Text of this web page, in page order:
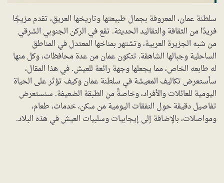
سلطنة عمان، المعروفة بجمال طبيعتها وتاريخها العريق، تقدم مزيجًا
فريدًا من الثقافة والتقاليد الحديثة. تقع في الركن الجنوبي الشرقي
من شبه الجزيرة العربية، وتشتهر بمناخها المعتدل في المناطق
الساحلية وجبالها الشاهقة. تتكون عمان من عدة محافظات، وكل منها
له طابعه الخاص، مما يجعلها وجهة رائعة للعيش. في هذا المقال،
سأستعرض تكاليف المعيشة في سلطنة عمان وكيف تؤثر على الحياة
اليومية للعائلات والأفراد، وخاصةً من الطبقة الضعيفة. سنستعرض
تفاصيل دقيقة حول النفقات اليومية من سكن، خدمات، طعام،
ومواصلات، بالإضافة إلى إيجابيات وسلبيات العيش في هذه البلاد.